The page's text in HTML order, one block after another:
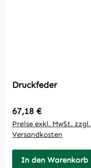
Druckfeder
Regulärer Preis:
67,18 €
Preise exkl. MwSt. zzgl.
Versandkosten
In den Warenkorb